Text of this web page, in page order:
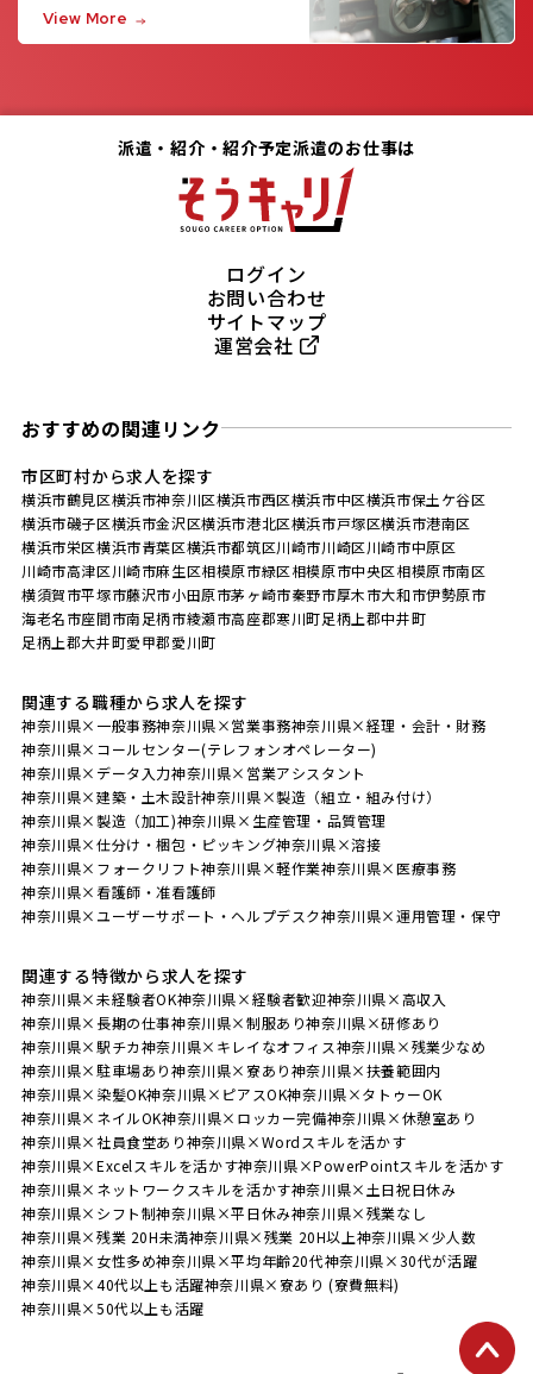
View More
派遣・紹介・紹介予定派遣のお仕事は
ログイン
お問い合わせ
サイトマップ
運営会社
おすすめの関連リンク
市区町村から求人を探す
横浜市鶴見区横浜市神奈川区横浜市西区横浜市中区横浜市保土ケ谷区
横浜市磯子区横浜市金沢区横浜市港北区横浜市戸塚区横浜市港南区
横浜市栄区横浜市青葉区横浜市都筑区川崎市川崎区川崎市中原区
川崎市高津区川崎市麻生区相模原市緑区相模原市中央区相模原市南区
横須賀市平塚市藤沢市小田原市茅ヶ崎市秦野市厚木市大和市伊勢原市
海老名市座間市南足柄市綾瀬市高座郡寒川町足柄上郡中井町
足柄上郡大井町愛甲郡愛川町
関連する職種から求人を探す
神奈川県×一般事務神奈川県×営業事務神奈川県×経理・会計・財務
神奈川県×コールセンター(テレフォンオペレーター)
神奈川県×データ入力神奈川県×営業アシスタント
神奈川県×建築・土木設計神奈川県×製造（組立・組み付け）
神奈川県×製造（加工)神奈川県×生産管理・品質管理
神奈川県×仕分け・梱包・ピッキング神奈川県×溶接
神奈川県×フォークリフト神奈川県×軽作業神奈川県×医療事務
神奈川県×看護師・准看護師
神奈川県×ユーザーサポート・ヘルプデスク神奈川県×運用管理・保守
関連する特徴から求人を探す
神奈川県×未経験者OK神奈川県×経験者歓迎神奈川県×高収入
神奈川県×長期の仕事神奈川県×制服あり神奈川県×研修あり
神奈川県×駅チカ神奈川県×キレイなオフィス神奈川県×残業少なめ
神奈川県×駐車場あり神奈川県×寮あり神奈川県×扶養範囲内
神奈川県×染髪OK神奈川県×ピアスOK神奈川県×タトゥーOK
神奈川県×ネイルOK神奈川県×ロッカー完備神奈川県×休憩室あり
神奈川県×社員食堂あり神奈川県×Wordスキルを活かす
神奈川県×Excelスキルを活かす神奈川県×PowerPointスキルを活かす
神奈川県×ネットワークスキルを活かす神奈川県×土日祝日休み
神奈川県×シフト制神奈川県×平日休み神奈川県×残業なし
神奈川県×残業 20H未満神奈川県×残業 20H以上神奈川県×少人数
神奈川県×女性多め神奈川県×平均年齢20代神奈川県×30代が活躍
神奈川県×40代以上も活躍神奈川県×寮あり (寮費無料)
神奈川県×50代以上も活躍